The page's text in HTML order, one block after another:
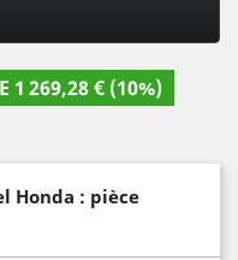
1 269,28 € (10%)
Honda : pièce